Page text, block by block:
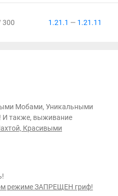
300 1.21.1 — 1.21.11
Мобами, Уникальными
И также, выживание
Красивыми
режиме ЗАПРЕЩЕН гриф!